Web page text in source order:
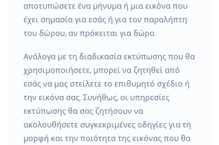
αποτυπώσετε ένα μήνυμα ή μια εικόνα που
έχει σημασία για εσάς ή για τον παραλήπτη
του δώρου, αν πρόκειται για δώρο.
Ανάλογα με τη διαδικασία εκτύπωσης που θα
χρησιμοποιήσετε, μπορεί να ζητηθεί από
εσάς να μας στείλετε το επιθυμητό σχέδιο ή
την εικόνα σας. Συνήθως, οι υπηρεσίες
εκτύπωσης θα σας ζητήσουν να
ακολουθήσετε συγκεκριμένες οδηγίες για τη
μορφή και την ποιότητα της εικόνας που θα